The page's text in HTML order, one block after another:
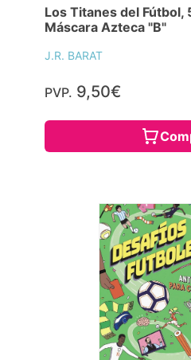
Los Titanes del Fútbol,
Máscara Azteca "B"
J.R. BARAT
PVP. 9,50€